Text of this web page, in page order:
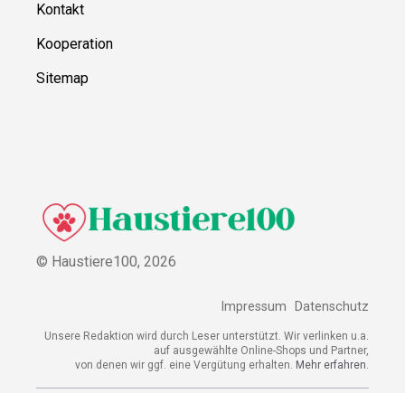
Kontakt
Kooperation
Sitemap
© Haustiere100, 2026
Impressum Datenschutz
Unsere Redaktion wird durch Leser unterstützt. Wir verlinken u.a.
auf ausgewählte Online-Shops und Partner,
von denen wir ggf. eine Vergütung erhalten. Mehr erfahren.